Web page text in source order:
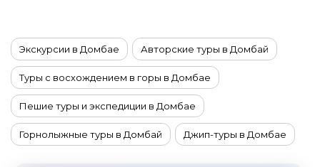
Экскурсии в Домбае Авторские туры в Домбай
Туры с восхождением в горы в Домбае
Пешие туры и экспедиции в Домбае
Горнолыжные туры в Домбай Джип-туры в Домбае